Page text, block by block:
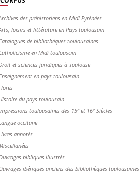
des préhistoriens en Midi-Pyrénées
loisirs et littérature en Pays toulousain
de bibliothèques toulousaines
en Midi toulousain
et sciences juridiques à Toulouse
en pays toulousain
du pays toulousain
toulousaines des 15ᵉ et 16ᵉ Siècles
occitane
annotés
bibliques illustrés
ibériques anciens des bibliothèques toulousaines